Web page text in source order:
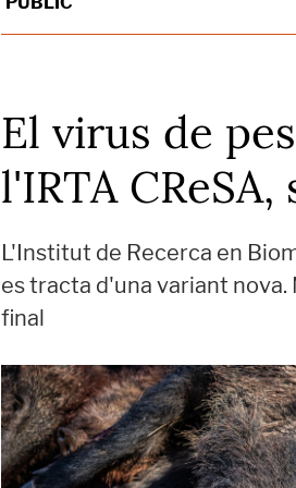
El virus de
l'IRTA
L'Institut de Recerca en
es tracta d'una variant
final